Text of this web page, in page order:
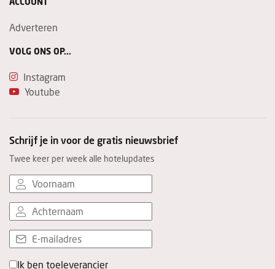
Adverteren
VOLG ONS OP...
Instagram
Youtube
Schrijf je in voor de gratis nieuwsbrief
Twee keer per week alle hotelupdates
Ik ben toeleverancier